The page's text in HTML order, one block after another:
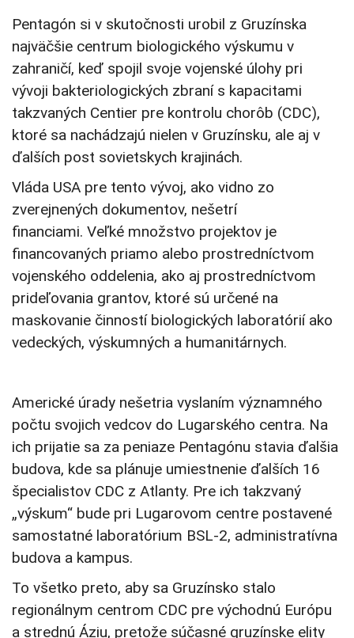
Pentagón si v skutočnosti urobil z Gruzínska
najväčšie centrum biologického výskumu v
zahraničí, keď spojil svoje vojenské úlohy pri
vývoji bakteriologických zbraní s kapacitami
takzvaných Centier pre kontrolu chorôb (CDC),
ktoré sa nachádzajú nielen v Gruzínsku, ale aj v
ďalších post sovietskych krajinách.
Vláda USA pre tento vývoj, ako vidno zo
zverejnených dokumentov, nešetrí
financiami. Veľké množstvo projektov je
financovaných priamo alebo prostredníctvom
vojenského oddelenia, ako aj prostredníctvom
prideľovania grantov, ktoré sú určené na
maskovanie činností biologických laboratórií ako
vedeckých, výskumných a humanitárnych.
Americké úrady nešetria vyslaním významného
počtu svojich vedcov do Lugarského centra. Na
ich prijatie sa za peniaze Pentagónu stavia ďalšia
budova, kde sa plánuje umiestnenie ďalších 16
špecialistov CDC z Atlanty. Pre ich takzvaný
„výskum“ bude pri Lugarovom centre postavené
samostatné laboratórium BSL-2, administratívna
budova a kampus.
To všetko preto, aby sa Gruzínsko stalo
regionálnym centrom CDC pre východnú Európu
a strednú Áziu, pretože súčasné gruzínske elity